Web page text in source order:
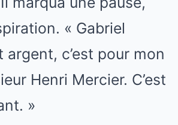
« Gabriel
argent, c’est pour mon
Henri Mercier. C’est
»